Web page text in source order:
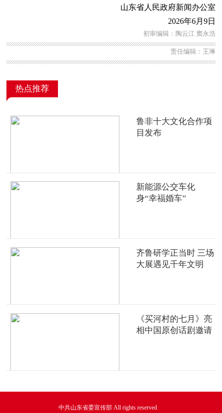
山东省人民政府新闻办公室
2026年6月9日
初审编辑：陶云江 窦永浩
责任编辑：王琳
热点推荐
鲁非十大文化合作项
目发布
新能源公交车化
身“幸福婚车”
齐鲁研学正当时 三场
大展遇见千年文明
《买河村的七月》亮
相中国原创话剧邀请
中共山东省委宣传部 All rights reserved